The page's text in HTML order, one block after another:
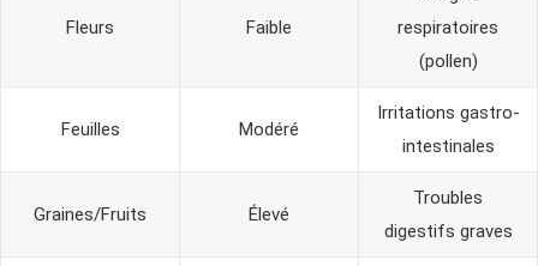
Fleurs Faible
respiratoires
(pollen)
Feuilles Modéré
Irritations gastro-
intestinales
Graines/Fruits Élevé
Troubles
digestifs graves